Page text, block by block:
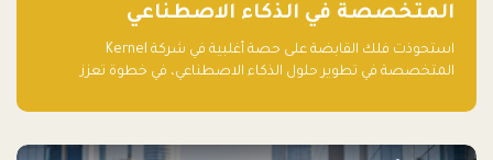
المتخصصة في الذكاء الاصطناعي
استحوذت فلك القابضة على حصة أغلبية في شركة Kernel
المتخصصة في تطوير حلول الذكاء الاصطناعي، في خطوة تعزز
المنطقة.